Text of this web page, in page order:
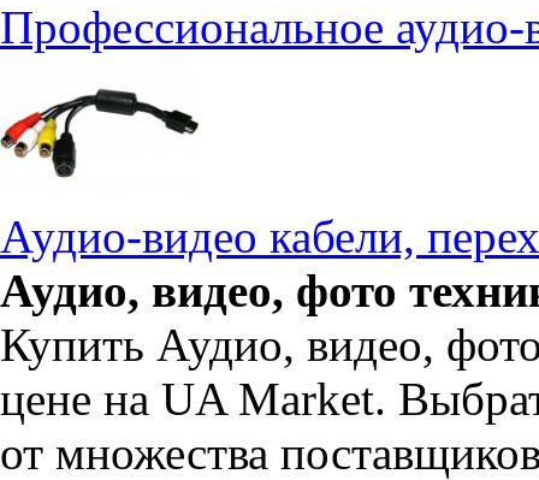
Профессиональное аудио-
Аудио-видео кабели,
Аудио, видео, фото
Купить Аудио, видео,
цене на UA Market.
от множества